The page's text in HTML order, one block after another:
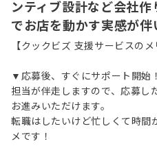
ンティブ設計など会社
でお店を動かす実感が伴
【クックビズ 支援サービスのメ
▼応募後、すぐにサポート開始！
担当が伴走しますので、応募し
お進みいただけます。
転職はしたいけど忙しくて時
メです！